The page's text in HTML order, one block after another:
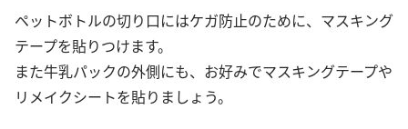
ペットボトルの切り口にはケガ防止のために、マスキング
テープを貼りつけます。
また牛乳パックの外側にも、お好みでマスキングテープや
リメイクシートを貼りましょう。